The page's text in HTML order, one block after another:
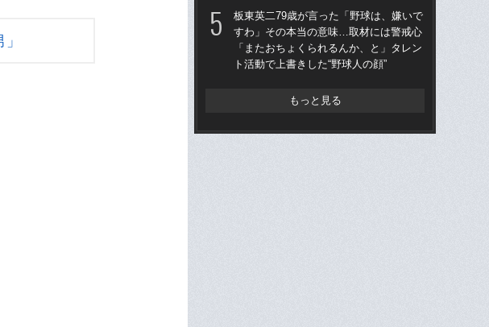
板東英二79歳が言った「野球は、嫌いで
すわ」その本当の意味…取材には警戒心
「またおちょくられるんか、と」タレン
ト活動で上書きした“野球人の顔”
もっと見る